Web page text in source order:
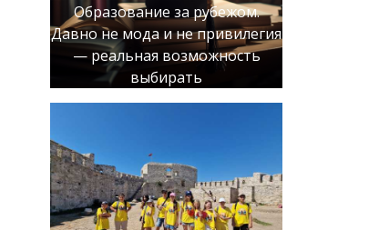
Образование за рубежом.
Давно не мода и не привилегия
— реальная возможность
выбирать